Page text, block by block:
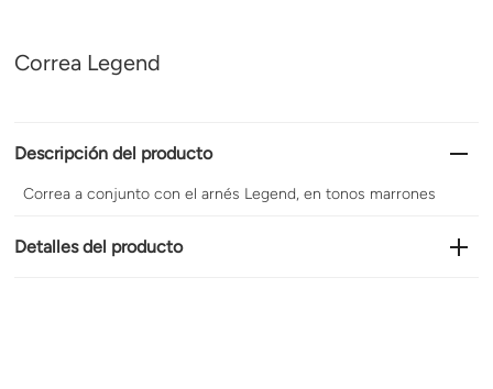
Correa Legend
Descripción del producto
Correa a conjunto con el arnés Legend, en tonos marrones
Detalles del producto